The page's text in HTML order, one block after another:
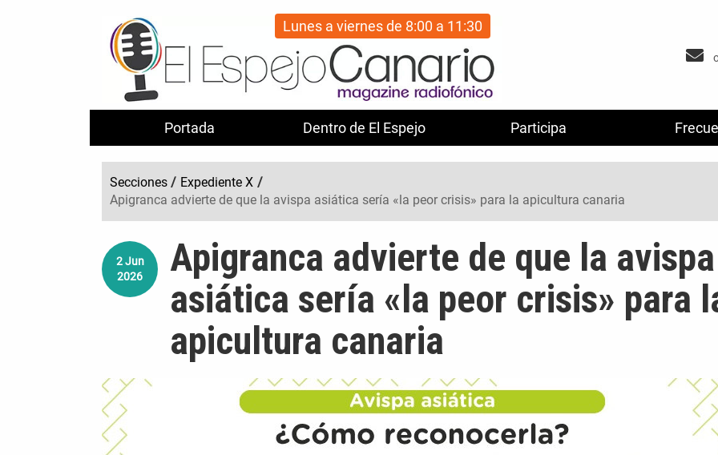
Portada Dentro de El Espejo Participa
Lunes a viernes de 8:00 a 11:30
Secciones / Expediente X /
Apigranca advierte de que la avispa asiática sería «la peor crisis» para la apicultura canaria
2 Jun
2026
Apigranca advierte de que la avispa
asiática sería «la peor crisis» para
apicultura canaria